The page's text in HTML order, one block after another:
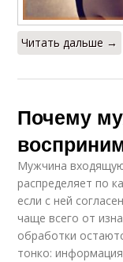
Читать дальше →
Почему
Мужчина
распределяет по
если с ней
чаще всего от
обработки
тонко: